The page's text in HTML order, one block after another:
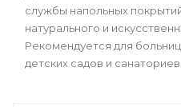
службы напольных
натурального и
Рекомендуется для
детских садов и санаториев.